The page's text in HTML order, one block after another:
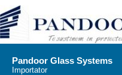
Pandoor Glass Systems
Importator